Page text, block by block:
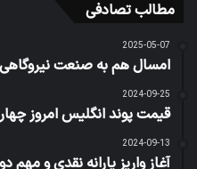
مطالب تصادفی
2025-05-07
امسال هم به صنعت
2024-09-25
قیمت پوند انگلیس امروز چهارشنبه ۴
2024-09-13
آغاز واریز یارانه نقدی و